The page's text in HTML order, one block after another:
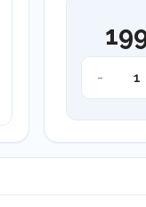
-
SILVER